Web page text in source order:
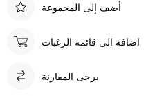
أضف إلى المجموعة
اضافة الى قائمة الرغبات
يرجى المقارنة